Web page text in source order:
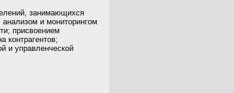
занимающихся
и мониторингом
присвоением
контрагентов;
и управленческой